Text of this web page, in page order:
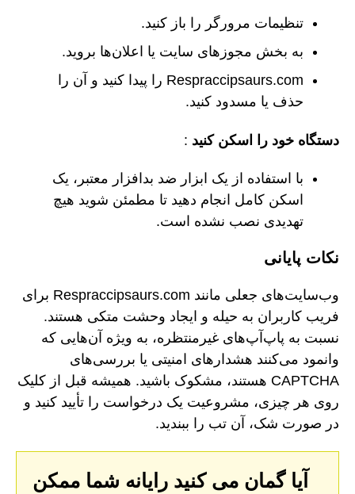
تنظیمات مرورگر را باز کنید.
به بخش مجوزهای سایت یا اعلان‌ها بروید.
Respraccipsaurs.com را پیدا کنید و آن را
حذف یا مسدود کنید.
دستگاه خود را اسکن کنید :
با استفاده از یک ابزار ضد بدافزار معتبر، یک
اسکن کامل انجام دهید تا مطمئن شوید هیچ
تهدیدی نصب نشده است.
نکات پایانی
وب‌سایت‌های جعلی مانند Respraccipsaurs.com برای
فریب کاربران به حیله و ایجاد وحشت متکی هستند.
نسبت به پاپ‌آپ‌های غیرمنتظره، به ویژه آن‌هایی که
وانمود می‌کنند هشدارهای امنیتی یا بررسی‌های
CAPTCHA هستند، مشکوک باشید. همیشه قبل از کلیک
روی هر چیزی، مشروعیت یک درخواست را تأیید کنید و
در صورت شک، آن تب را ببندید.
آیا گمان می کنید رایانه شما ممکن